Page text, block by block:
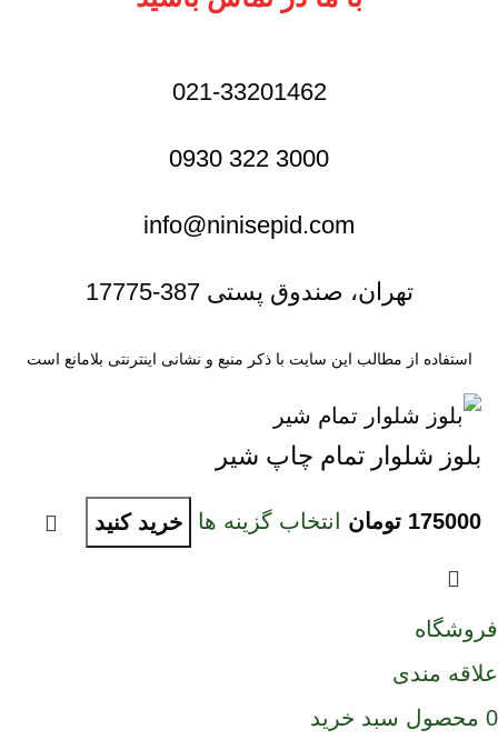
021-33201462
3000 322 0930
info@ninisepid.com
تهران، صندوق پستی 387-17775
استفاده از مطالب این سایت با ذکر منبع و نشانی اینترنتی بلامانع است
بلوز شلوار تمام چاپ شیر
175000 تومان انتخاب گزینه ها خرید کنید
فروشگاه
علاقه مندی
0 محصول سبد خرید